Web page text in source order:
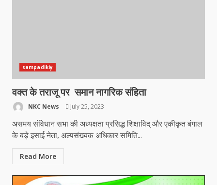
sampadikiy
वक्त के तराजू पर समान नागरिक संहिता
NKC News July 25, 2023
असमय संविधान सभा की अध्यक्षता प्रसिद्ध शिक्षाविद् और एकीकृत बंगाल
के बड़े इसाई नेता, अल्पसंख्यक अधिकार समिति...
Read More